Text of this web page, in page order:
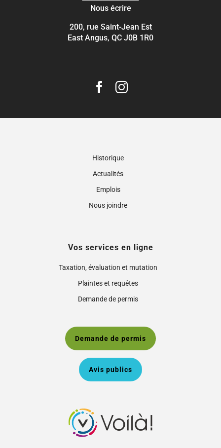
Nous écrire
200, rue Saint-Jean Est
East Angus, QC J0B 1R0
Historique
Actualités
Emplois
Nous joindre
Vos services en ligne
Taxation, évaluation et mutation
Plaintes et requêtes
Demande de permis
Demande de permis
Avis publics